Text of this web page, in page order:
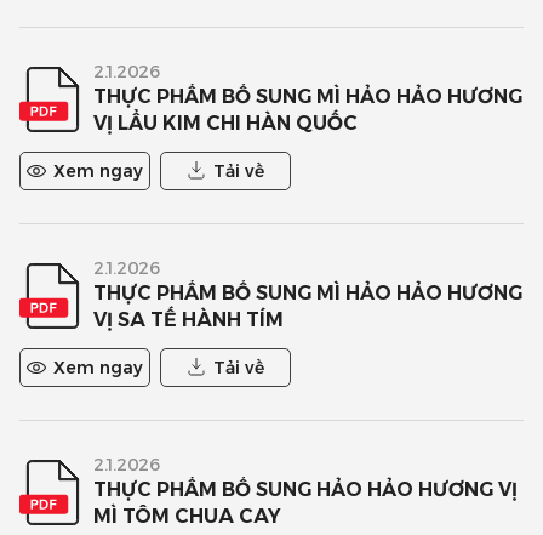
2.1.2026
THỰC PHẨM BỔ SUNG MÌ HẢO HẢO HƯƠNG
VỊ LẨU KIM CHI HÀN QUỐC
Xem ngay Tải về
2.1.2026
THỰC PHẨM BỔ SUNG MÌ HẢO HẢO HƯƠNG
VỊ SA TẾ HÀNH TÍM
Xem ngay Tải về
2.1.2026
THỰC PHẨM BỔ SUNG HẢO HẢO HƯƠNG VỊ
MÌ TÔM CHUA CAY